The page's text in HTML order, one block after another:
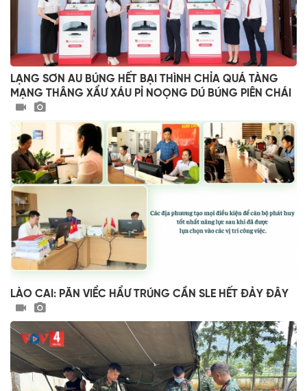
LẠNG SƠN AU BÚNG HẾT BẠI THÌNH CHỈA QUÁ TÀNG
MẠNG THÂNG XẨƯ XÁU PỈ NOỌNG DÚ BÚNG PIÊN CHÁI
LÀO CAI: PĂN VIỂC HẨƯ TRÚNG CẦN SLE HẾT ĐẢY ĐÂY